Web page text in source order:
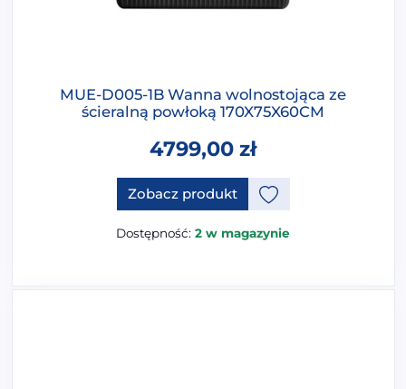
MUE-D005-1B Wanna wolnostojąca ze
ścieralną powłoką 170X75X60CM
4799,00 zł
Zobacz produktTen produkt ma opcje, które
Dostępność: 2 w magazynie